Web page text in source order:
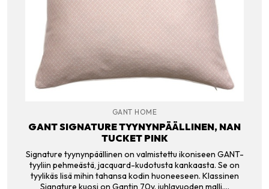
GANT HOME
GANT SIGNATURE TYYNYNPÄÄLLINEN, NAN
TUCKET PINK
Signature tyynynpäällinen on valmistettu ikoniseen GANT-
tyyliin pehmeästä, jacquard-kudotusta kankaasta. Se on
tyylikäs lisä mihin tahansa kodin huoneeseen. Klassinen